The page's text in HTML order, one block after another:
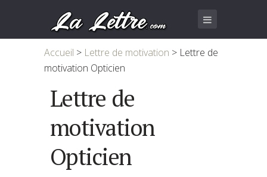
Accueil > Lettre de motivation > Lettre de
motivation Opticien
Lettre de
motivation
Opticien